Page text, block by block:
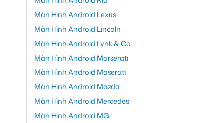
Màn Hình Android Lexus
Màn Hình Android Lincoln
Màn Hình Android Lynk & Co
Màn Hình Android Marserati
Màn Hình Android Maserati
Màn Hình Android Mazda
Màn Hình Android Mercedes
Màn Hình Android MG